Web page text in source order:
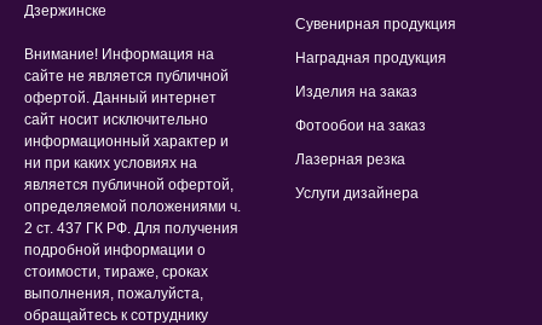
Дзержинске
Внимание! Информация на
сайте не является публичной
офертой. Данный интернет
сайт носит исключительно
информационный характер и
ни при каких условиях на
является публичной офертой,
определяемой положениями ч.
2 ст. 437 ГК РФ. Для получения
подробной информации о
стоимости, тираже, сроках
выполнения, пожалуйста,
обращайтесь к сотруднику
Сувенирная продукция
Наградная продукция
Изделия на заказ
Фотообои на заказ
Лазерная резка
Услуги дизайнера